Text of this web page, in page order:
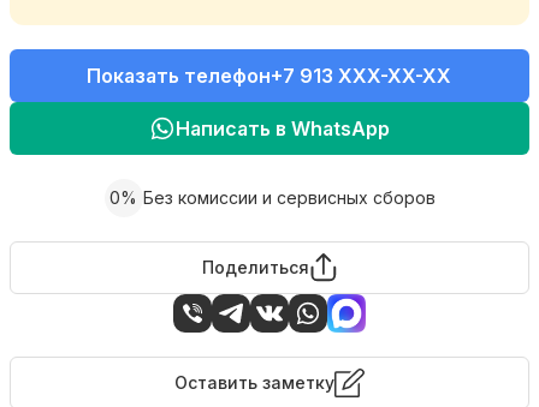
Показать телефон+7 913 XXX-XX-XX
Написать в WhatsApp
0% Без комиссии и сервисных сборов
Поделиться
Оставить заметку